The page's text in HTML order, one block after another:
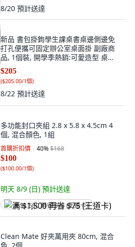
8/20 預計送達
新品 書包掛鉤學生課桌書桌邊側邊免
打孔便攜可固定辦公室桌面掛 副廠商
品, 1個裝, 開學季熱銷:可愛造型 桌邊
掛包鉤 Aq,普通掛鉤 1個裝 普通用料:
承重弱Aq, 可愛造型
$205
($205.00/1個)
8/22 預計送達
多功能封口夾組 2.8 x 5.8 x 4.5cm 4
個, 混合顏色, 1組
首購折扣價 40%$168
$100
($100.00/1個)
明天 8/9 (日) 預計送達
满 $1,500 再省 $75 (王道卡)
Clean Mate 好夾萬用夾 80cm, 混合